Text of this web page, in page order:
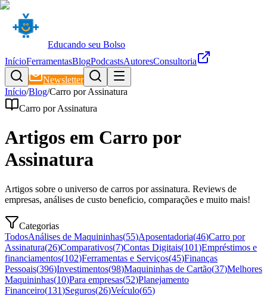
Educando seu Bolso
InícioFerramentasBlogPodcastsAutoresConsultoria
Newsletter
Início/Blog/Carro por Assinatura
Carro por Assinatura
Artigos em Carro por
Assinatura
Artigos sobre o universo de carros por assinatura. Reviews de
empresas, análises de custo beneficio, comparações e muito mais!
Categorias
TodosAnálises de Maquininhas(55)Aposentadoria(46)Carro por
Assinatura(26)Comparativos(7)Contas Digitais(101)Empréstimos e
financiamentos(102)Ferramentas e Serviços(45)Finanças
Pessoais(396)Investimentos(98)Maquininhas de Cartão(37)Melhores
Maquininhas(10)Para empresas(52)Planejamento
Financeiro(131)Seguros(26)Veículo(65)